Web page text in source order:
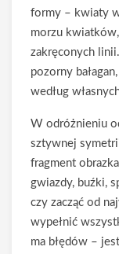
formy – kwiaty
morzu
zakręconych
pozorny
według
W odróżnieniu
sztywnej
fragment
gwiazdy, buźki,
czy zacząć od
wypełnić
ma błędów –